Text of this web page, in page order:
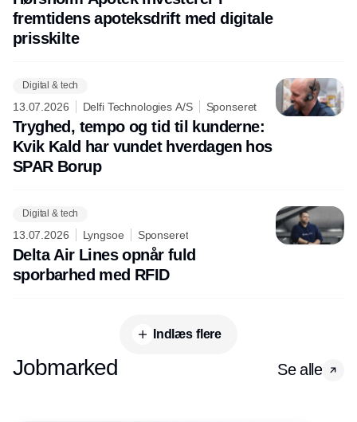
fremtidens apoteksdrift med digitale
prisskilte
Digital & tech
13.07.2026 Delfi Technologies A/S Sponseret
Tryghed, tempo og tid til kunderne:
Kvik Kald har vundet hverdagen hos
SPAR Borup
Digital & tech
13.07.2026 Lyngsoe Sponseret
Delta Air Lines opnår fuld
sporbarhed med RFID
Indlæs flere
Jobmarked Se alle